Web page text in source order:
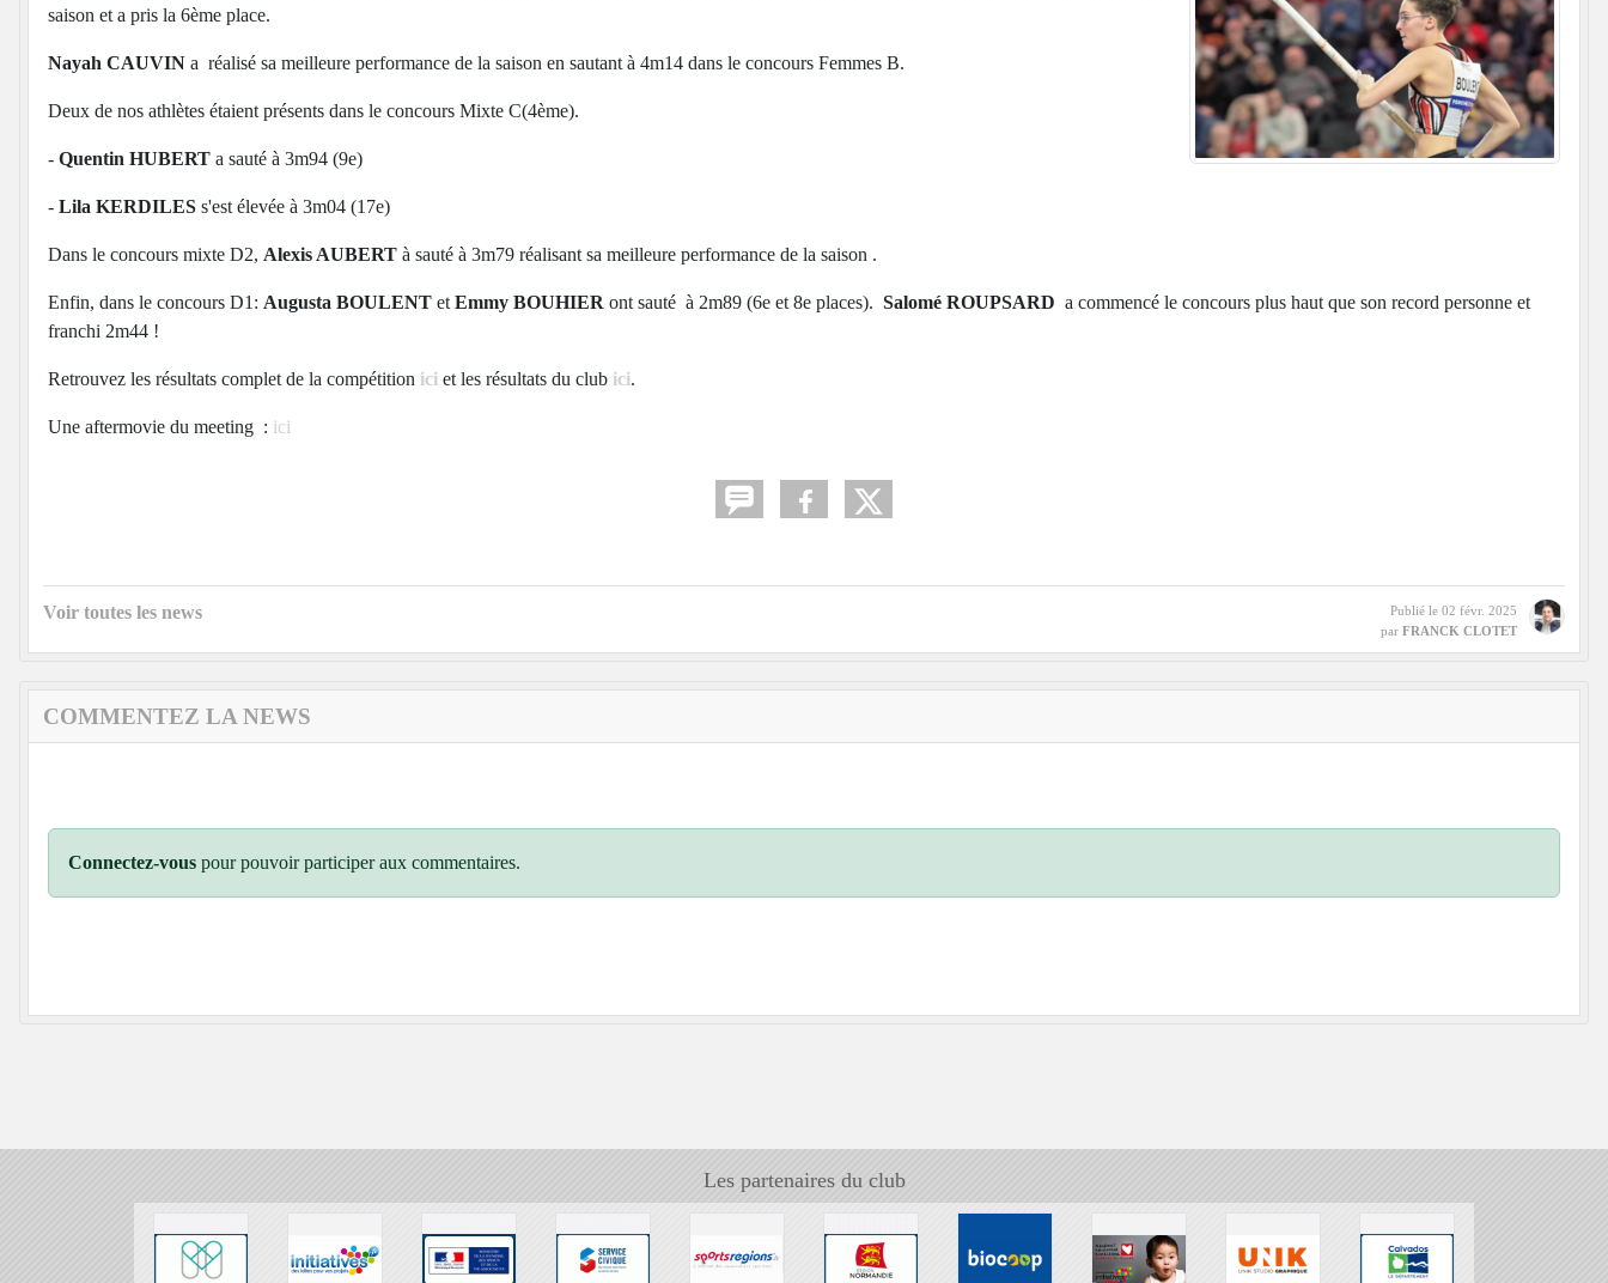
saison et a pris la 6ème place.
Nayah CAUVIN a réalisé sa meilleure performance de la saison en sautant à 4m14 dans le concours Femmes B.
Deux de nos athlètes étaient présents dans le concours Mixte C(4ème).
- Quentin HUBERT a sauté à 3m94 (9e)
- Lila KERDILES s'est élevée à 3m04 (17e)
Dans le concours mixte D2, Alexis AUBERT à sauté à 3m79 réalisant sa meilleure performance de la saison .
Enfin, dans le concours D1: Augusta BOULENT et Emmy BOUHIER ont sauté à 2m89 (6e et 8e places). Salomé ROUPSARD a commencé le concours plus haut que son record personne et
franchi 2m44 !
Retrouvez les résultats complet de la compétition ici et les résultats du club ici.
Une aftermovie du meeting : ici
Voir toutes les news Publié le 02 févr. 2025
par FRANCK CLOTET
COMMENTEZ LA NEWS
Connectez-vous pour pouvoir participer aux commentaires.
Les partenaires du club